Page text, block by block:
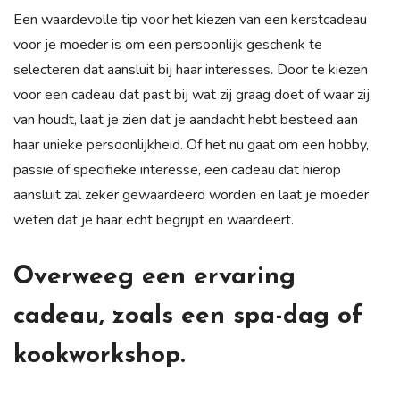
Een waardevolle tip voor het kiezen van een kerstcadeau
voor je moeder is om een persoonlijk geschenk te
selecteren dat aansluit bij haar interesses. Door te kiezen
voor een cadeau dat past bij wat zij graag doet of waar zij
van houdt, laat je zien dat je aandacht hebt besteed aan
haar unieke persoonlijkheid. Of het nu gaat om een hobby,
passie of specifieke interesse, een cadeau dat hierop
aansluit zal zeker gewaardeerd worden en laat je moeder
weten dat je haar echt begrijpt en waardeert.
Overweeg een ervaring
cadeau, zoals een spa-dag of
kookworkshop.